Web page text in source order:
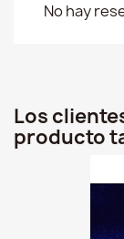
No hay
Los
producto